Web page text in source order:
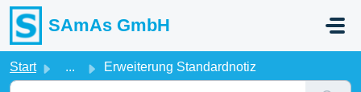
Zum hauptsächlichen Inhalt gehen
SAmAs GmbH
Start ... Erweiterung Standardnotiz